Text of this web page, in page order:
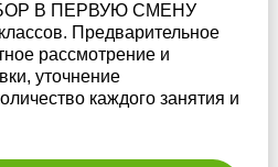
В ПЕРВУЮ СМЕНУ
Предварительное
рассмотрение и
уточнение
каждого занятия и